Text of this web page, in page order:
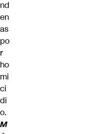
nd
en
as
po
r
ho
mi
ci
di
o.
M